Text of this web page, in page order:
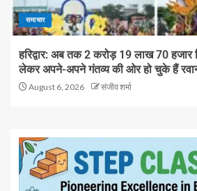
समाचार
हरिद्वार: अब तक 2 करोड़ 19 लाख 70 हजार
लेकर अपने-अपने गंतव्य की ओर हो चुके हैं
August 6, 2026 संजीव शर्मा